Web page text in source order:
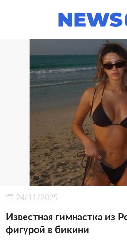
24/11/2025
Известная гимнастка из
фигурой в бикини